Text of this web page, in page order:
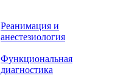
Реанимация и
анестезиология
Функциональная
диагностика